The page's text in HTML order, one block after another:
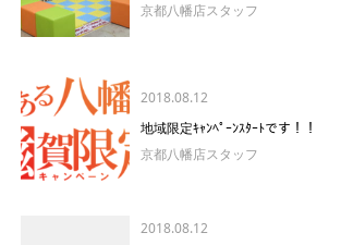
京都八幡店スタッフ
2018.08.12
地域限定ｷｬﾝﾍﾟｰﾝｽﾀｰﾄです！！
京都八幡店スタッフ
2018.08.12